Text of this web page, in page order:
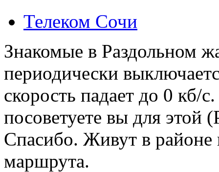
Телеком Сочи
Знакомые в Раздольном
периодически
скорость падает до 0 кб/
посоветуете вы для этой
Спасибо. Живут в районе
маршрута.